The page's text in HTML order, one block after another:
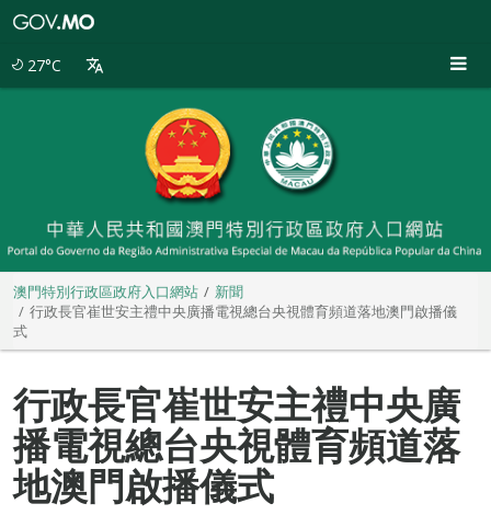
27°C
澳門特別行政區政府入口網站
新聞
行政長官崔世安主禮中央廣播電視總台央視體育頻道落地澳門啟播儀
式
行政長官崔世安主禮中央廣
播電視總台央視體育頻道落
地澳門啟播儀式